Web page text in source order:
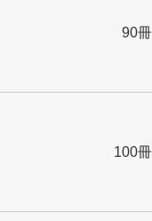
90冊
100冊